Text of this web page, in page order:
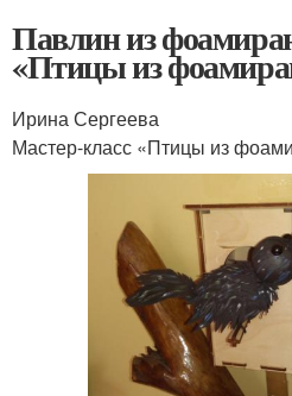
Павлин из
«Птицы из
Ирина Сергеева
Мастер-класс «Птицы из